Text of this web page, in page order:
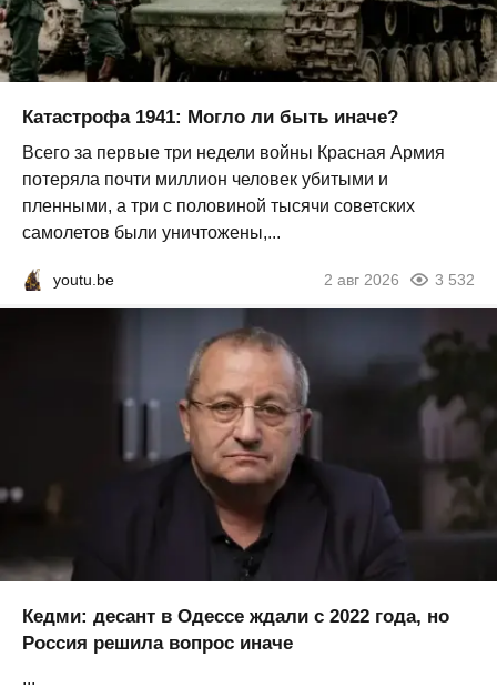
Катастрофа 1941: Могло ли быть иначе?
Всего за первые три недели войны Красная Армия
потеряла почти миллион человек убитыми и
пленными, а три с половиной тысячи советских
самолетов были уничтожены,...
youtu.be 2 авг 2026 3 532
Кедми: десант в Одессе ждали с 2022 года, но
Россия решила вопрос иначе
...